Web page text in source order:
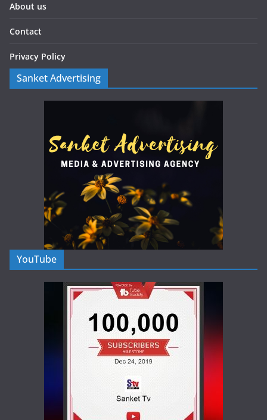
About us
Contact
Privacy Policy
Sanket Advertising
YouTube